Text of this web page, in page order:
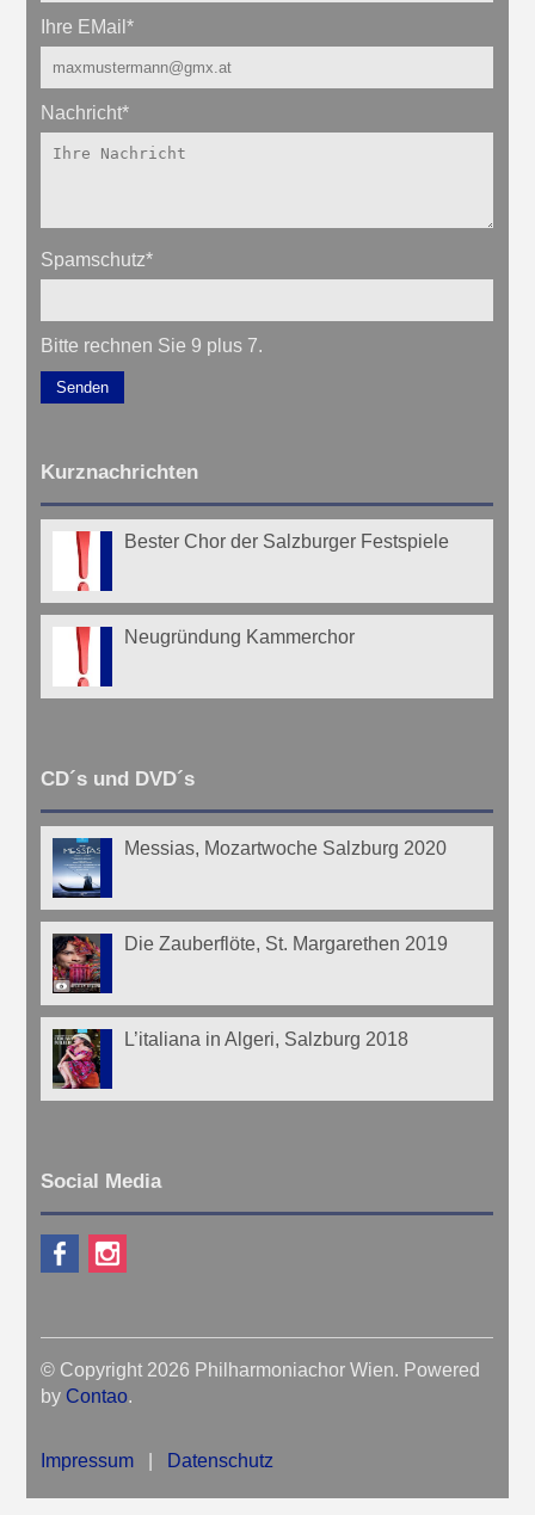
Ihre EMail*
Nachricht*
Spamschutz*
Bitte rechnen Sie 9 plus 7.
Senden
Kurznachrichten
Bester Chor der Salzburger Festspiele
Neugründung Kammerchor
CD´s und DVD´s
Messias, Mozartwoche Salzburg 2020
Die Zauberflöte, St. Margarethen 2019
L’italiana in Algeri, Salzburg 2018
Social Media
© Copyright 2026 Philharmoniachor Wien. Powered
by Contao.
Impressum Datenschutz